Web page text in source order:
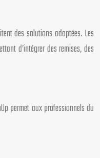
des solutions adaptées. Les
d’intégrer des remises, des
permet aux professionnels du